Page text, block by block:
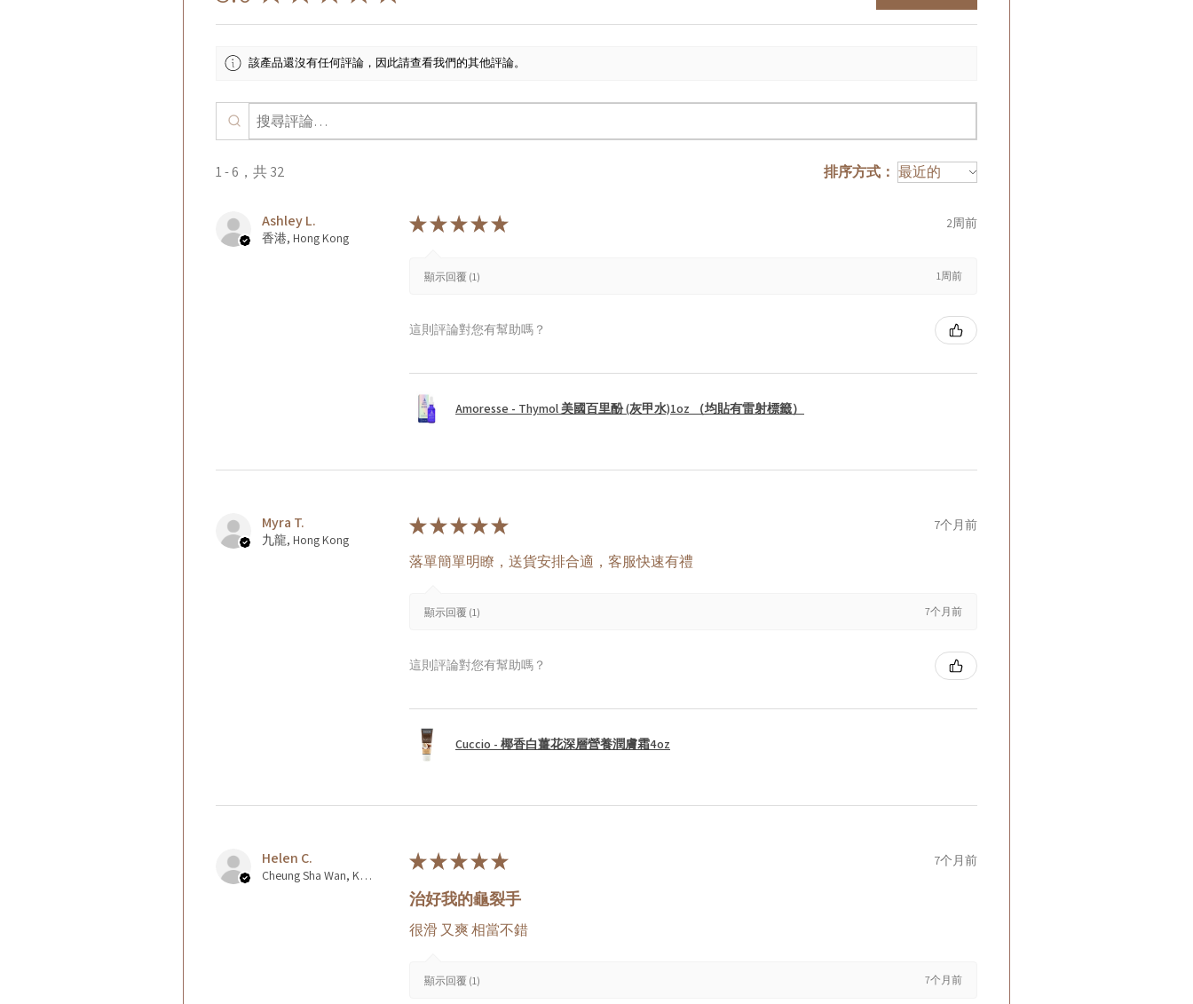
該產品還沒有任何評論，因此請查看我們的其他評論。
1 - 6，共 32 排序方式：
Ashley L.
香港, Hong Kong
★★★★★ 2周前
顯示回覆 (1) 1周前
這則評論對您有幫助嗎？
Amoresse - Thymol 美國百里酚 (灰甲水)1oz （均貼有雷射標籤）
Myra T.
九龍, Hong Kong
★★★★★ 7个月前
落單簡單明瞭，送貨安排合適，客服快速有禮
顯示回覆 (1) 7个月前
這則評論對您有幫助嗎？
Cuccio - 椰香白薑花深層營養潤膚霜4oz
Helen C.
Cheung Sha Wan, Kowloon., Hong Kong
★★★★★ 7个月前
治好我的龜裂手
很滑 又爽 相當不錯
顯示回覆 (1) 7个月前